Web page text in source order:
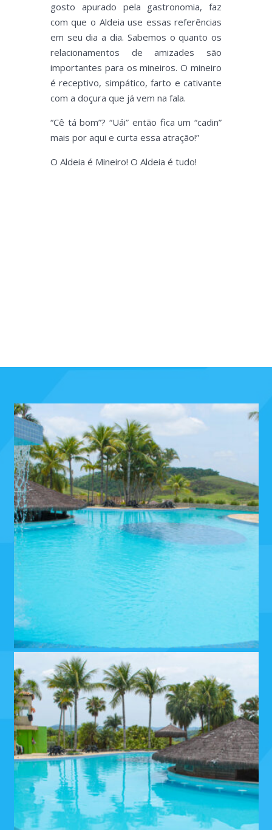
gosto apurado pela gastronomia, faz
com que o Aldeia use essas referências
em seu dia a dia. Sabemos o quanto os
relacionamentos de amizades são
importantes para os mineiros. O mineiro
é receptivo, simpático, farto e cativante
com a doçura que já vem na fala.
“Cê tá bom”? “Uái” então fica um “cadin”
mais por aqui e curta essa atração!”
O Aldeia é Mineiro! O Aldeia é tudo!